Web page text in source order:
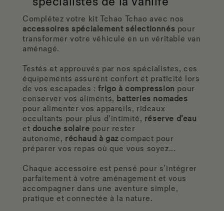
Complétez votre kit Tchao Tchao avec nos
accessoires spécialement sélectionnés pour
transformer votre véhicule en un véritable van
aménagé.
Testés et approuvés par nos spécialistes, ces
équipements assurent confort et praticité lors
de vos escapades :frigo à compression pour
conserver vos aliments, batteries nomades
pour alimenter vos appareils, rideaux
occultants pour plus d’intimité, réserve d’eau
et douche solaire pour rester
autonome, réchaud à gazcompact pour
préparer vos repas où que vous soyez...
Chaque accessoire est pensé pour s’intégrer
parfaitement à votre aménagement et vous
accompagner dans une aventure simple,
pratique et connectée à la nature.